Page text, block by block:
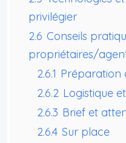
privilégier
2.6 Conseils
propriétaires/
2.6.1 Préparation
2.6.2 Logistique
2.6.3 Brief et
2.6.4 Sur place